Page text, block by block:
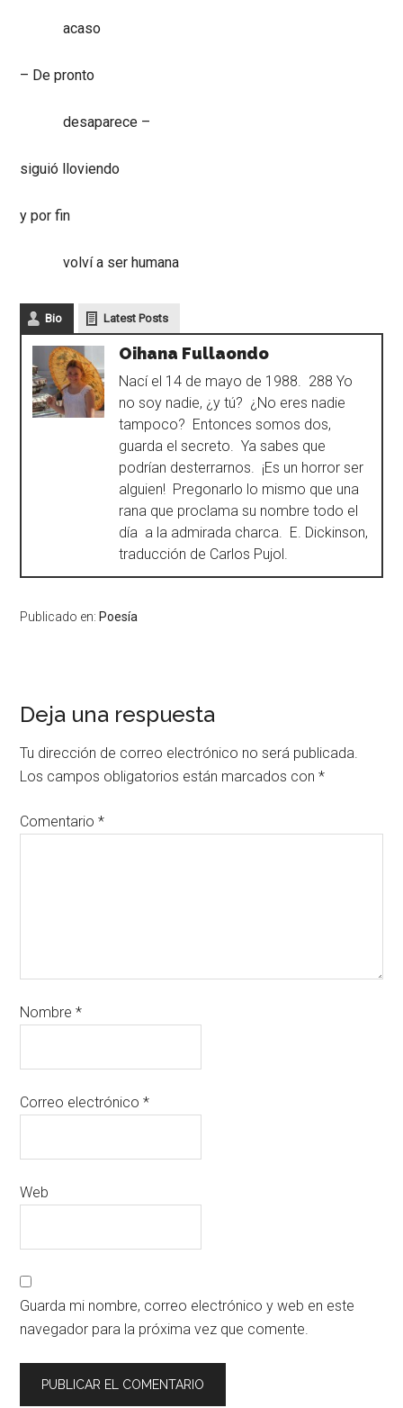
acaso
– De pronto
desaparece –
siguió lloviendo
y por fin
volví a ser humana
Bio Latest Posts
Oihana Fullaondo
Nací el 14 de mayo de 1988. 288 Yo
no soy nadie, ¿y tú? ¿No eres nadie
tampoco? Entonces somos dos,
guarda el secreto. Ya sabes que
podrían desterrarnos. ¡Es un horror ser
alguien! Pregonarlo lo mismo que una
rana que proclama su nombre todo el
día a la admirada charca. E. Dickinson,
traducción de Carlos Pujol.
Publicado en: Poesía
Deja una respuesta
Tu dirección de correo electrónico no será publicada.
Los campos obligatorios están marcados con*
Comentario*
Nombre*
Correo electrónico*
Web
Guarda mi nombre, correo electrónico y web en este
navegador para la próxima vez que comente.